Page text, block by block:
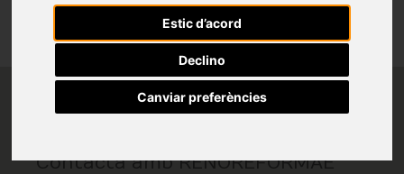
Estic d’acord
Declino
Canviar preferències
Vine a visitar-nos
Contacta amb RENOREFORMAE